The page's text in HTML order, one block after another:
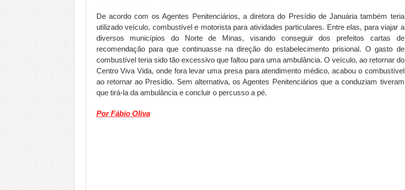
De acordo com os Agentes Penitenciários, a diretora do Presídio de Januária também teria
utilizado veículo, combustível e motorista para atividades particulares. Entre elas, para viajar a
diversos municípios do Norte de Minas, visando conseguir dos prefeitos cartas de
recomendação para que continuasse na direção do estabelecimento prisional. O gasto de
combustível teria sido tão excessivo que faltou para uma ambulância. O veículo, ao retornar do
Centro Viva Vida, onde fora levar uma presa para atendimento médico, acabou o combustível
ao retornar ao Presídio. Sem alternativa, os Agentes Penitenciários que a conduziam tiveram
que tirá-la da ambulância e concluir o percusso a pé.
Por Fábio Oliva